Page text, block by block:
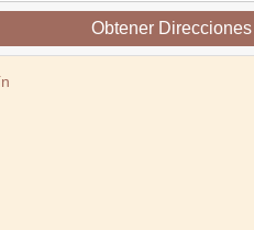
Obtener Direcciones